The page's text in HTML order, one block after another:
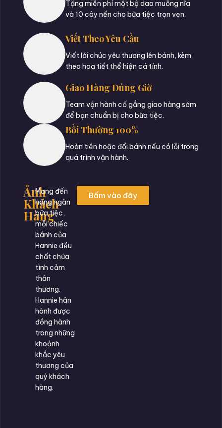
Tặng miễn phí một bộ dao muỗng nĩa
và 10 cây nến cho bữa tiệc trọn vẹn.
Viết Theo Yêu Cầu
Viết lời chúc yêu thương lên bánh, kèm
theo hoạ tiết thể hiện cá tính.
Giao Hàng Đúng Giờ
Team vận hành cố gắng giao hàng sớm
để bạn chuẩn bị cho bữa tiệc.
Bồi Thường 100%
Hoàn tiền hoặc đổi bánh nếu có lỗi trong
quá trình vận hành.
Ảnh
Khách
Hàng
Mang đến
hàng ngàn
bữa tiệc,
mỗi chiếc
bánh của
Hannie đều
chất chứa
tình cảm
thân
thương.
Hannie hân
hành được
đồng hành
trong những
khoảnh
khắc yêu
thương của
quý khách
hàng.
Bấm vào đây